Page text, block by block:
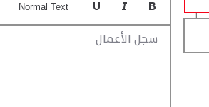
سجل الأعمال
Normal Text